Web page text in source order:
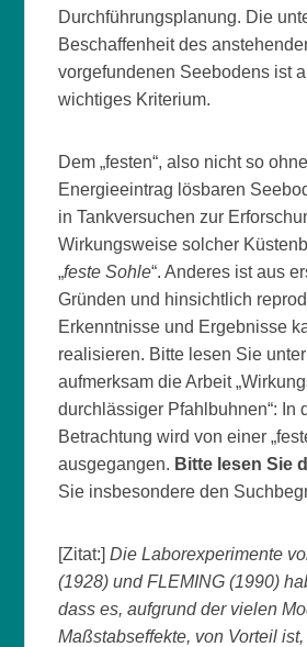
Durchführungsplanung. Die
Beschaffenheit des
vorgefundenen Seebodens ist
wichtiges Kriterium.
Dem „festen“, also nicht so
Energieeintrag lösbaren
in Tankversuchen zur
Wirkungsweise solcher
„feste Sohle“. Anderes ist aus
Gründen und hinsichtlich
Erkenntnisse und Ergebnisse
realisieren. Bitte lesen Sie
aufmerksam die Arbeit
durchlässiger Pfahlbuhnen“: In
Betrachtung wird von einer
ausgegangen. Bitte lesen Sie
Sie insbesondere den
[Zitat:]Die Laborexperimente
(1928) und FLEMING (1990)
dass es, aufgrund der vielen
Maßstabseffekte, von Vorteil